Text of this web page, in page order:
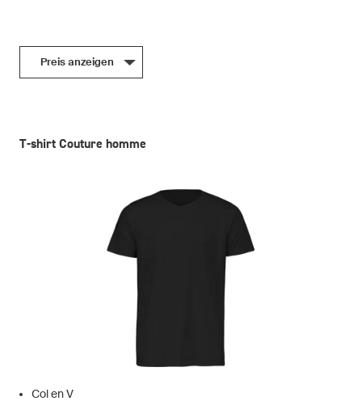
Preis anzeigen
T-shirt Couture homme
Col en V